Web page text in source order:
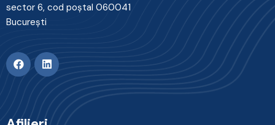
sector 6, cod poştal 060041
Bucureşti